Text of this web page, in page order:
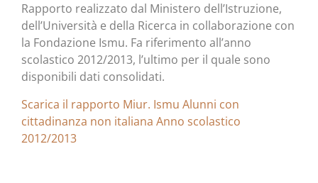
Rapporto realizzato dal Ministero dell’Istruzione,
dell’Università e della Ricerca in collaborazione con
la Fondazione Ismu. Fa riferimento all’anno
scolastico 2012/2013, l’ultimo per il quale sono
disponibili dati consolidati.
Scarica il rapporto Miur. Ismu Alunni con
cittadinanza non italiana Anno scolastico
2012/2013